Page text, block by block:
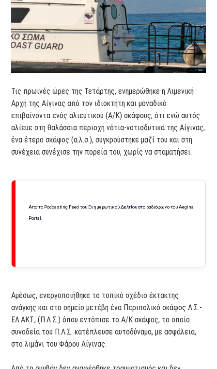
Τις πρωινές ώρες της Τετάρτης, ενημερώθηκε η Λιμενική
Αρχή της Αίγινας από τον ιδιοκτήτη και μοναδικό
επιβαίνοντα ενός αλιευτικού (Α/Κ) σκάφους, ότι ενώ αυτός
αλίευε στη θαλάσσια περιοχή νότια-νοτιοδυτικά της Αίγινας,
ένα έτερο σκάφος (α.λ.σ.), συγκρούστηκε μαζί του και στη
συνέχεια συνέχισε την πορεία του, χωρίς να σταματήσει.
Από το Podcasting Feed του Ενημερωτικού Δελτίου στο ραδιόφωνο του Aegina
Portal.
Αμέσως, ενεργοποιήθηκε το τοπικό σχέδιο έκτακτης
ανάγκης και στο σημείο μετέβη ένα Περιπολικό σκάφος Λ.Σ.-
ΕΛ.ΑΚΤ., (Π.Λ.Σ.) όπου εντόπισε το Α/Κ σκάφος, το οποίο
συνοδεία του Π.Λ.Σ. κατέπλευσε αυτοδύναμα, με ασφάλεια,
στο λιμάνι του Φάρου Αίγινας.